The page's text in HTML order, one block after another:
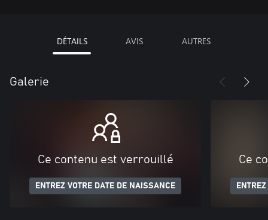
DÉTAILS AVIS AUTRES
Galerie
Ce contenu est verrouillé
ENTREZ VOTRE DATE DE NAISSANCE
Ce